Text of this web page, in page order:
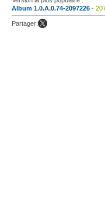
Album 1.0.A.0.74-2097226 -
Partager: